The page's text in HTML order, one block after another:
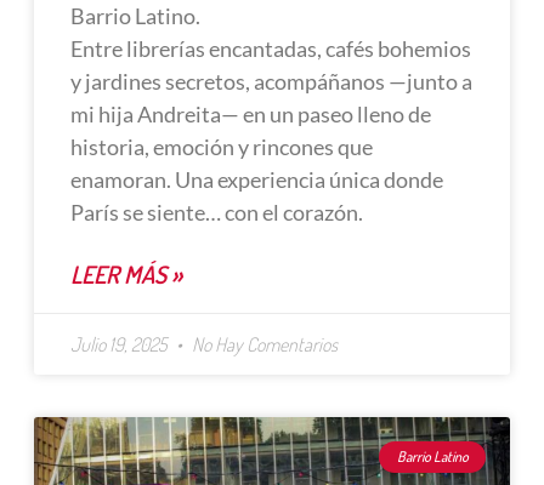
Barrio Latino.
Entre librerías encantadas, cafés bohemios
y jardines secretos, acompáñanos —junto a
mi hija Andreita— en un paseo lleno de
historia, emoción y rincones que
enamoran. Una experiencia única donde
París se siente… con el corazón.
LEER MÁS »
Julio 19, 2025 No Hay Comentarios
Barrio Latino